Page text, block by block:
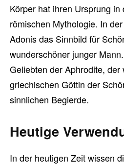
Körper hat ihren Ursprung
römischen Mythologie. In
Adonis das Sinnbild für
wunderschöner junger
Geliebten der Aphrodite, der
griechischen Göttin der
sinnlichen Begierde.
Heutige
In der heutigen Zeit wissen